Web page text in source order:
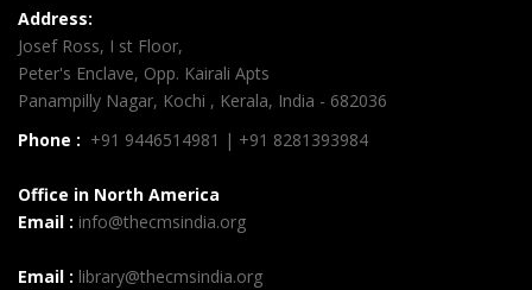
Address:
Josef Ross, I st Floor,
Peter's Enclave, Opp. Kairali Apts
Panampilly Nagar, Kochi , Kerala, India - 682036
Phone : +91 9446514981 | +91 8281393984
Office in North America
Email : info@thecmsindia.org
Email : library@thecmsindia.org